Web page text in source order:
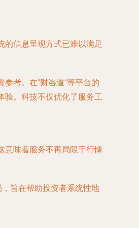
的信息呈现方式已难以满足
考。在“财咨道”等平台的
验。科技不仅优化了服务工
意味着服务不再局限于行情
旨在帮助投资者系统性地